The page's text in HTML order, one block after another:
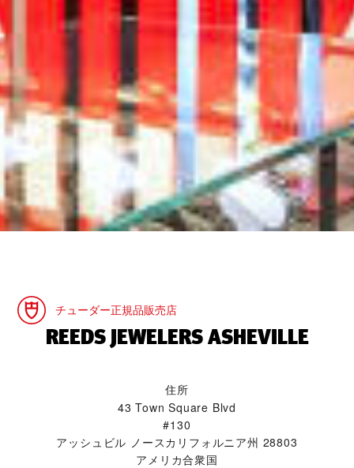
チューダー正規品販売店
‭REEDS JEWELERS ASHEVILLE‬
住所
43 Town Square Blvd
#130
アッシュビル ノースカリフォルニア州 28803
アメリカ合衆国